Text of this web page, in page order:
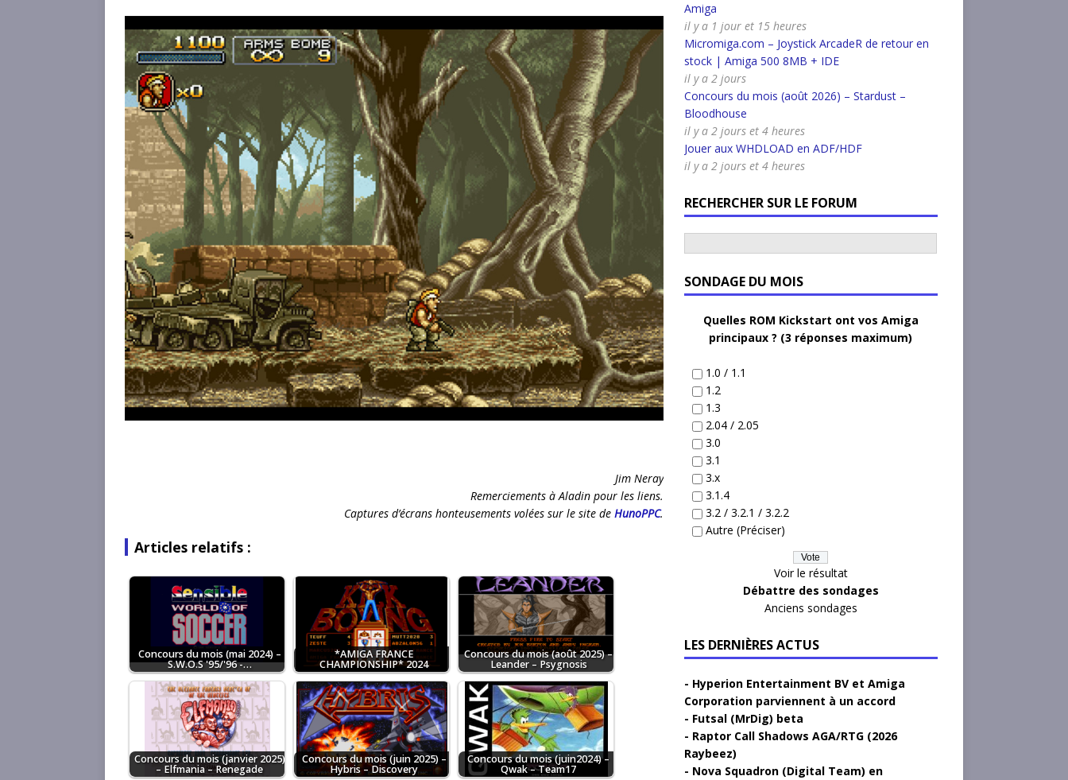
Jim Neray
Remerciements à Aladin pour les liens.
Captures d’écrans honteusements volées sur le site deHunoPPC.
Articles relatifs :
Concours du mois (mai 2024) –
S.W.O.S '95/'96 -…
*AMIGA FRANCE
CHAMPIONSHIP* 2024
Concours du mois (août 2025) –
Leander – Psygnosis
Concours du mois (janvier 2025)
– Elfmania – Renegade
Concours du mois (juin 2025) –
Hybris – Discovery
Concours du mois (juin2024) –
Qwak – Team17
Amiga
il y a 1 jour et 15 heures
Micromiga.com – Joystick ArcadeR de retour en
stock | Amiga 500 8MB + IDE
il y a 2 jours
Concours du mois (août 2026) – Stardust –
Bloodhouse
il y a 2 jours et 4 heures
Jouer aux WHDLOAD en ADF/HDF
il y a 2 jours et 4 heures
RECHERCHER SUR LE FORUM
SONDAGE DU MOIS
Quelles ROM Kickstart ont vos Amiga
principaux ? (3 réponses maximum)
1.0 / 1.1
1.2
1.3
2.04 / 2.05
3.0
3.1
3.x
3.1.4
3.2 / 3.2.1 / 3.2.2
Autre (Préciser)
Voir le résultat
Débattre des sondages
Anciens sondages
LES DERNIÈRES ACTUS
Hyperion Entertainment BV et Amiga
Corporation parviennent à un accord
Futsal (MrDig) beta
Raptor Call Shadows AGA/RTG (2026
Raybeez)
Nova Squadron (Digital Team) en